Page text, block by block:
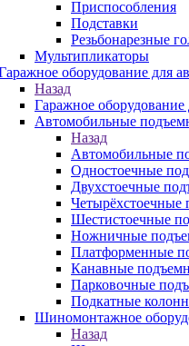
Приспособления
Подставки
Резьбонарезные
Мультипликаторы
оборудование для
Назад
Гаражное оборудование
Автомобильные
Назад
Автомобильные
Одностоечные
Двухстоечные
Четырёхстоечные
Шестистоечные
Ножничные
Платформенные
Канавные
Парковочные
Подкатные
Шиномонтажное
Назад